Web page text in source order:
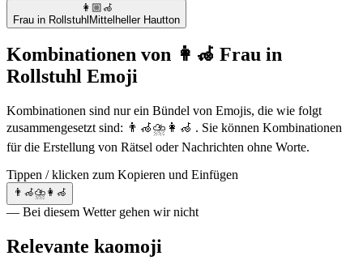
👩🏼‍🦽
Frau in RollstuhlMittelheller Hautton
Kombinationen von 👩‍🦽 Frau in
Rollstuhl Emoji
Kombinationen sind nur ein Bündel von Emojis, die wie folgt
zusammengesetzt sind: 👨‍🦽⛈️👩‍🦽 . Sie können Kombinationen
für die Erstellung von Rätsel oder Nachrichten ohne Worte.
Tippen / klicken zum Kopieren und Einfügen
👨‍🦽⛈️👩‍🦽
— Bei diesem Wetter gehen wir nicht
Relevante kaomoji